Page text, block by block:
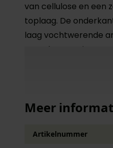
van cellulose en een
toplaag. De
laag vochtwerende
waardoor ze niet
verzorging op bed.
1750 ml.
Meer
Artikelnummer